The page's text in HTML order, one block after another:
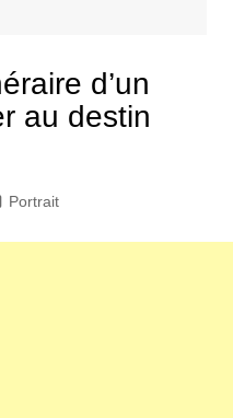
d’un
au destin
Portrait